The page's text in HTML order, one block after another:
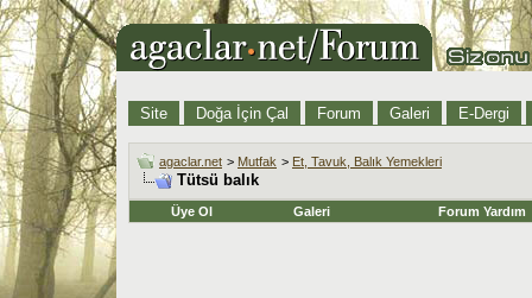
Site Doğa İçin Çal Forum Galeri E-Dergi
agaclar.net > Mutfak > Et, Tavuk, Balık Yemekleri
Tütsü balık
Üye Ol Galeri Forum Yardım